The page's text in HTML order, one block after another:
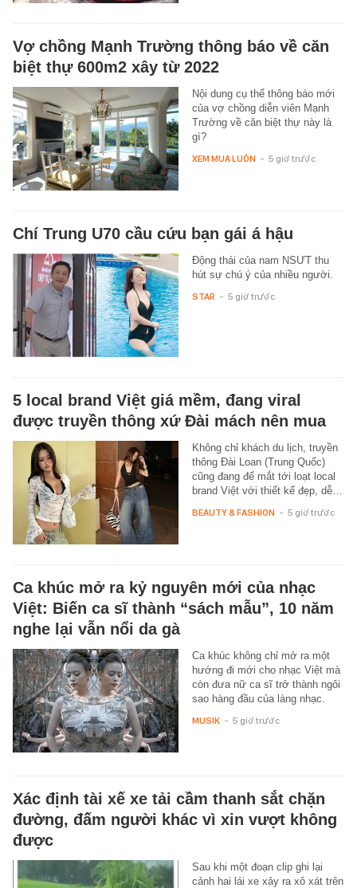
Vợ chồng Mạnh Trường thông báo về căn
biệt thự 600m2 xây từ 2022
Nội dung cụ thể thông báo mới
của vợ chồng diễn viên Mạnh
Trường về căn biệt thự này là
gì?
XEM MUA LUÔN - 5 giờ trước
Chí Trung U70 cầu cứu bạn gái á hậu
Động thái của nam NSƯT thu
hút sự chú ý của nhiều người.
STAR - 5 giờ trước
5 local brand Việt giá mềm, đang viral
được truyền thông xứ Đài mách nên mua
Không chỉ khách du lịch, truyền
thông Đài Loan (Trung Quốc)
cũng đang để mắt tới loạt local
brand Việt với thiết kế đẹp, dễ…
BEAUTY & FASHION - 5 giờ trước
Ca khúc mở ra kỷ nguyên mới của nhạc
Việt: Biến ca sĩ thành “sách mẫu”, 10 năm
nghe lại vẫn nổi da gà
Ca khúc không chỉ mở ra một
hướng đi mới cho nhạc Việt mà
còn đưa nữ ca sĩ trở thành ngôi
sao hàng đầu của làng nhạc.
MUSIK - 5 giờ trước
Xác định tài xế xe tải cầm thanh sắt chặn
đường, đấm người khác vì xin vượt không
được
Sau khi một đoạn clip ghi lại
cảnh hai lái xe xảy ra xô xát trên